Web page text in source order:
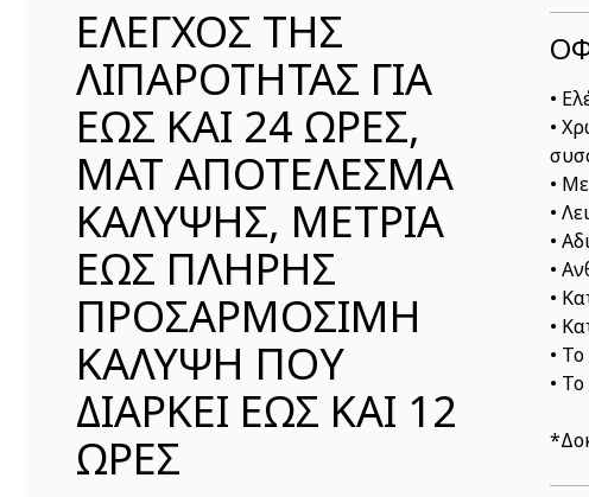
ΈΛΕΓΧΟΣ ΤΗΣ
ΛΙΠΑΡΟΤΗΤΑΣ ΓΙΑ
ΕΩΣ ΚΑΙ 24 ΩΡΕΣ,
ΜΑΤ ΑΠΟΤΕΛΕΣΜΑ
ΚΑΛΥΨΗΣ, ΜΕΤΡΙΑ
ΕΩΣ ΠΛΗΡΗΣ
ΠΡΟΣΑΡΜΟΣΙΜΗ
ΚΑΛΥΨΗ ΠΟΥ
ΔΙΑΡΚΕΙ ΕΩΣ ΚΑΙ 12
ΩΡΕΣ
•
•
•
•
•
•
•
•
•
•